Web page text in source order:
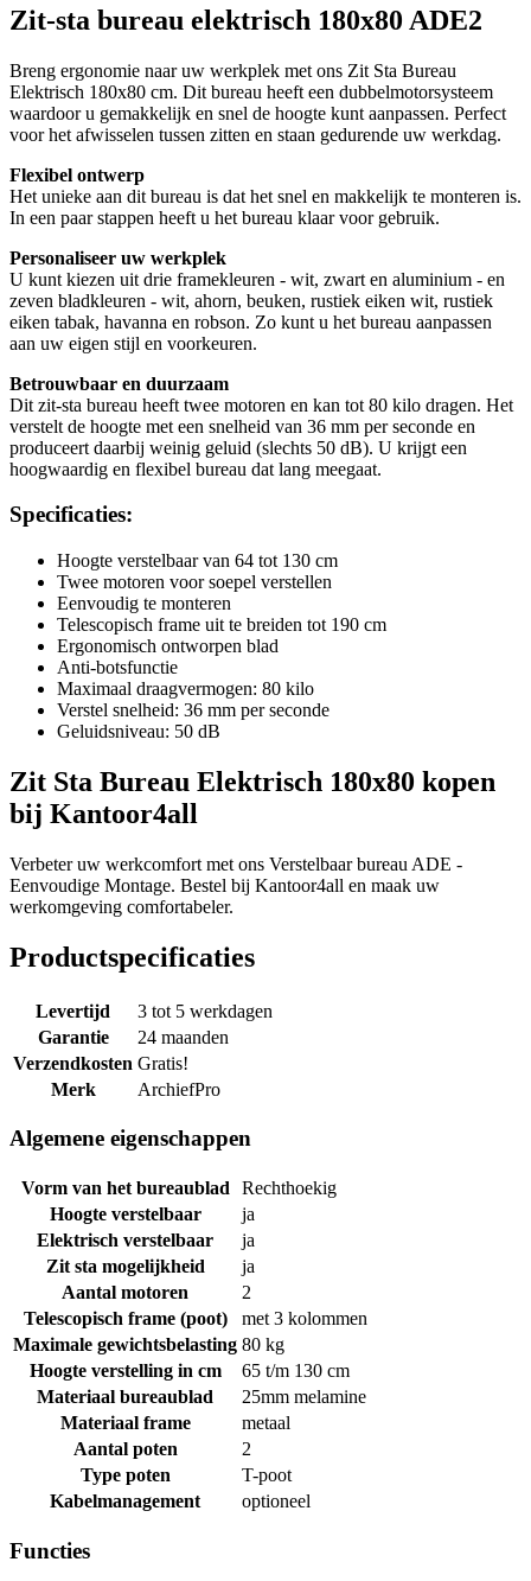
Zit-sta bureau elektrisch 180x80 ADE2
Breng ergonomie naar uw werkplek met ons Zit Sta Bureau
Elektrisch 180x80 cm. Dit bureau heeft een dubbelmotorsysteem
waardoor u gemakkelijk en snel de hoogte kunt aanpassen. Perfect
voor het afwisselen tussen zitten en staan gedurende uw werkdag.
Flexibel ontwerp
Het unieke aan dit bureau is dat het snel en makkelijk te monteren is.
In een paar stappen heeft u het bureau klaar voor gebruik.
Personaliseer uw werkplek
U kunt kiezen uit drie framekleuren - wit, zwart en aluminium - en
zeven bladkleuren - wit, ahorn, beuken, rustiek eiken wit, rustiek
eiken tabak, havanna en robson. Zo kunt u het bureau aanpassen
aan uw eigen stijl en voorkeuren.
Betrouwbaar en duurzaam
Dit zit-sta bureau heeft twee motoren en kan tot 80 kilo dragen. Het
verstelt de hoogte met een snelheid van 36 mm per seconde en
produceert daarbij weinig geluid (slechts 50 dB). U krijgt een
hoogwaardig en flexibel bureau dat lang meegaat.
Specificaties:
Hoogte verstelbaar van 64 tot 130 cm
Twee motoren voor soepel verstellen
Eenvoudig te monteren
Telescopisch frame uit te breiden tot 190 cm
Ergonomisch ontworpen blad
Anti-botsfunctie
Maximaal draagvermogen: 80 kilo
Verstel snelheid: 36 mm per seconde
Geluidsniveau: 50 dB
Zit Sta Bureau Elektrisch 180x80 kopen
bij Kantoor4all
Verbeter uw werkcomfort met ons Verstelbaar bureau ADE -
Eenvoudige Montage. Bestel bij Kantoor4all en maak uw
werkomgeving comfortabeler.
Productspecificaties
Levertijd
3 tot 5 werkdagen
Garantie
24 maanden
Verzendkosten Gratis!
Merk
ArchiefPro
Algemene eigenschappen
Vorm van het bureaublad
Rechthoekig
Hoogte verstelbaar
ja
Elektrisch verstelbaar
ja
Zit sta mogelijkheid
ja
Aantal motoren
2
Telescopisch frame (poot)
met 3 kolommen
Maximale gewichtsbelasting 80 kg
Hoogte verstelling in cm
65 t/m 130 cm
Materiaal bureaublad
25mm melamine
Materiaal frame
metaal
Aantal poten
2
Type poten
T-poot
Kabelmanagement
optioneel
Functies